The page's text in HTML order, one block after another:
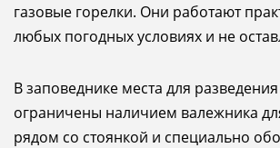
газовые горелки. Они работают
любых погодных условиях и не
В заповеднике места для
ограничены наличием валежника
рядом со стоянкой и специально